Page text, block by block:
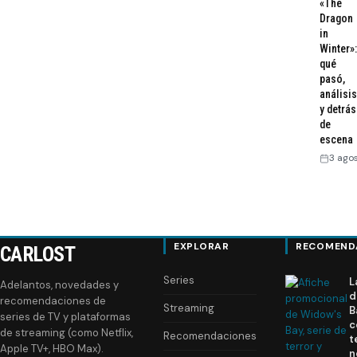
«The
Dragon
in
Winter»:
qué
pasó,
análisis
y detrás
de
escena
3
CARLOST
Adelantos, novedades y
recomendaciones de
series de TV y plataformas
de streaming (como Netflix,
Apple TV+, HBO Max).
EXPLORAR
Series
Streaming
Recomendaciones